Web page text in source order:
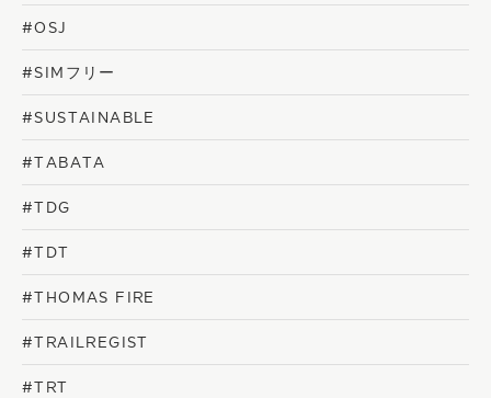
#OSJ
#SIMフリー
#SUSTAINABLE
#TABATA
#TDG
#TDT
#THOMAS FIRE
#TRAILREGIST
#TRT